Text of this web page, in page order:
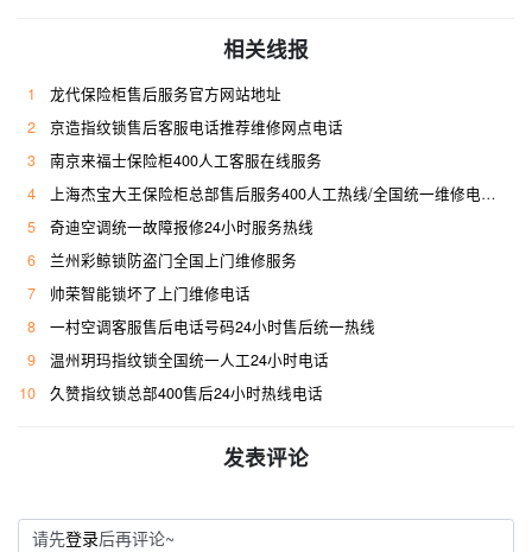
相关线报
1
龙代保险柜售后服务官方网站地址
2
京造指纹锁售后客服电话推荐维修网点电话
3
南京来福士保险柜400人工客服在线服务
4
上海杰宝大王保险柜总部售后服务400人工热线/全国统一维修电话是多少
5
奇迪空调统一故障报修24小时服务热线
6
兰州彩鲸锁防盗门全国上门维修服务
7
帅荣智能锁坏了上门维修电话
8
一村空调客服售后电话号码24小时售后统一热线
9
温州玥玛指纹锁全国统一人工24小时电话
10
久赞指纹锁总部400售后24小时热线电话
发表评论
请先登录后再评论~